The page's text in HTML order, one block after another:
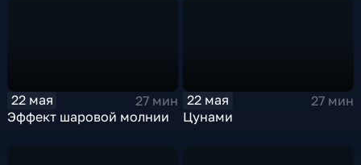
22 мая
27 мин
Эффект шаровой молнии
22 мая
27 мин
Цунами